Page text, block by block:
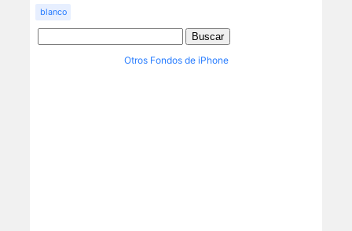
blanco
Otros Fondos de iPhone